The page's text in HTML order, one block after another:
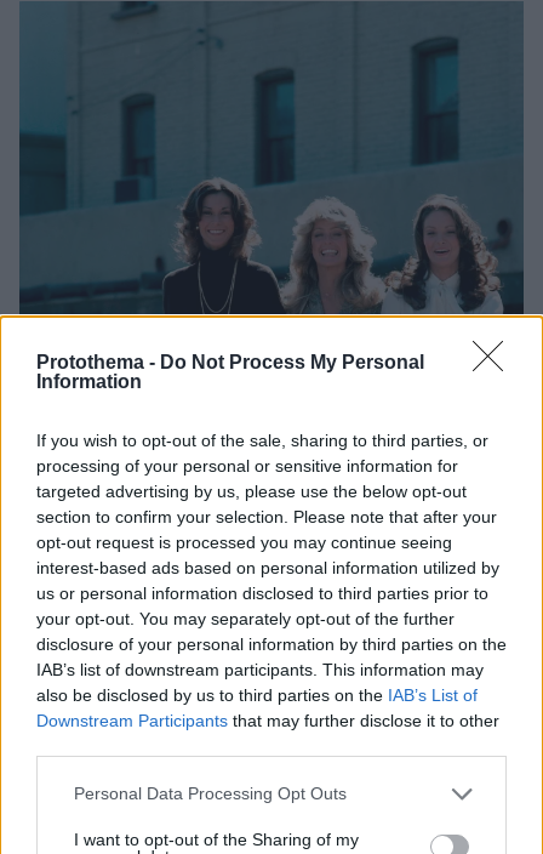
Protothema - Do Not Process My Personal
Information
If you wish to opt-out of the sale, sharing to third parties, or
processing of your personal or sensitive information for
targeted advertising by us, please use the below opt-out
section to confirm your selection. Please note that after your
opt-out request is processed you may continue seeing
interest-based ads based on personal information utilized by
us or personal information disclosed to third parties prior to
your opt-out. You may separately opt-out of the further
disclosure of your personal information by third parties on the
IAB’s list of downstream participants. This information may
also be disclosed by us to third parties on the IAB’s List of
Downstream Participants that may further disclose it to other
Please note that this website/app uses one or more Google
not limited to your visit or usage behaviour. You may click to
Personal Data Processing Opt Outs
I want to opt-out of the Sharing of my
Οι τρεις πρώτοι Αγγελοι στα γυρίσματα της πρώτης σεζόν το 1976
Οι τρεις γυναίκες δεν έμειναν απλώς φίλες από